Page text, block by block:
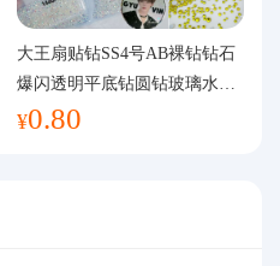
大王扇贴钻SS4号AB裸钻钻石
爆闪透明平底钻圆钻玻璃水钻
美甲钻饰
¥0.80